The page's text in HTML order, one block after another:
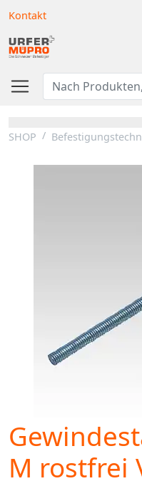
Kontakt
SHOP
M rostfrei